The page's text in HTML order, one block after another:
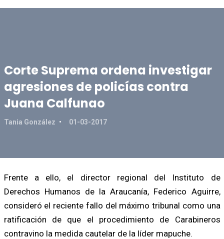
Corte Suprema ordena investigar
agresiones de policías contra
Juana Calfunao
Tania González 01-03-2017
Frente a ello, el director regional del Instituto de
Derechos Humanos de la Araucanía, Federico Aguirre,
consideró el reciente fallo del máximo tribunal como una
ratificación de que el procedimiento de Carabineros
contravino la medida cautelar de la líder mapuche.